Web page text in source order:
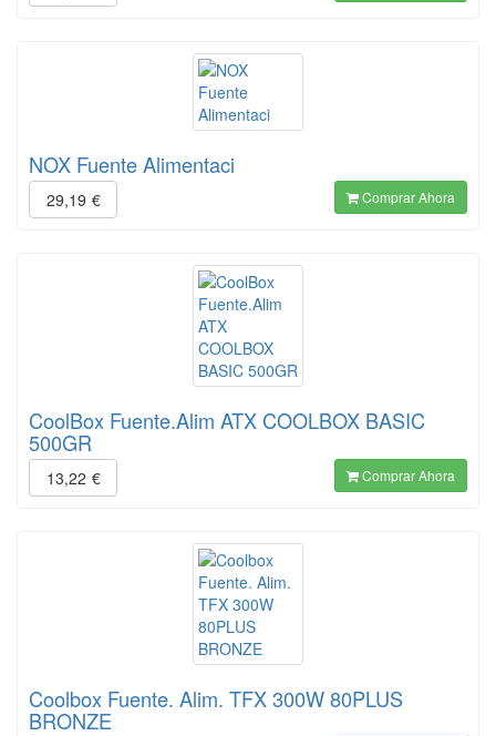
NOX Fuente Alimentaci
29,19 € Comprar Ahora
CoolBox Fuente.Alim ATX COOLBOX BASIC
500GR
13,22 € Comprar Ahora
Coolbox Fuente. Alim. TFX 300W 80PLUS
BRONZE